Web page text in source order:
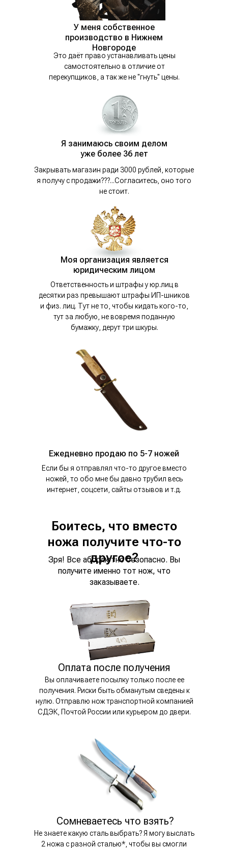
Это даёт право устанавливать цены
самостоятельно в отличие от
перекупщиков, а так же не "гнуть" цены.
У меня собственное
производство в Нижнем
Новгороде
Я занимаюсь своим делом
уже более 36 лет
Закрывать магазин ради 3000 рублей, которые
я получу с продажи???...Согласитесь, оно того
не стоит.
Если бы я отправлял что-то другое вместо
ножей, то обо мне бы давно трубил весь
интернет, соцсети, сайты отзывов и т.д.
Ежедневно продаю по 5-7 ножей
Моя организация является
юридическим лицом
Ответственность и штрафы у юр.лиц в
десятки раз превышают штрафы ИП-шников
и физ. лиц. Тут не то, чтобы кидать кого-то,
тут за любую, не вовремя поданную
бумажку, дерут три шкуры.
Вы оплачиваете посылку только после ее
получения. Риски быть обманутым сведены к
нулю. Отправлю нож транспортной компанией
СДЭК, Почтой России или курьером до двери.
Оплата после получения
Зря! Все абсолютно безопасно. Вы
получите именно тот нож, что
заказываете.
Боитесь, что вместо
ножа получите что-то
другое?
Сомневаетесь что взять?
Не знаете какую сталь выбрать? Я могу выслать
2 ножа с разной сталью*, чтобы вы смогли